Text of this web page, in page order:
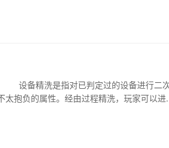
精洗是指对已判定过的设备进行二
抱负的属性。经由过程精洗，玩家可以进